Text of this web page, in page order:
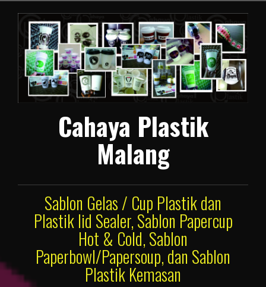
konten
Cahaya Plastik
Malang
Sablon Gelas / Cup Plastik dan
Plastik lid Sealer, Sablon Papercup
Hot & Cold, Sablon
Paperbowl/Papersoup, dan Sablon
Plastik Kemasan